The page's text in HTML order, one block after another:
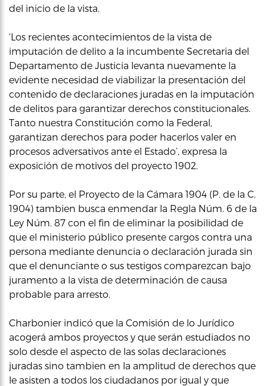
del inicio de la vista.
‘Los recientes acontecimientos de la vista de
imputación de delito a la incumbente Secretaria del
Departamento de Justicia levanta nuevamente la
evidente necesidad de viabilizar la presentación del
contenido de declaraciones juradas en la imputación
de delitos para garantizar derechos constitucionales.
Tanto nuestra Constitución como la Federal,
garantizan derechos para poder hacerlos valer en
procesos adversativos ante el Estado’, expresa la
exposición de motivos del proyecto 1902.
Por su parte, el Proyecto de la Cámara 1904 (P. de la C.
1904) tambien busca enmendar la Regla Núm. 6 de la
Ley Núm. 87 con el fin de eliminar la posibilidad de
que el ministerio público presente cargos contra una
persona mediante denuncia o declaración jurada sin
que el denunciante o sus testigos comparezcan bajo
juramento a la vista de determinación de causa
probable para arresto.
Charbonier indicó que la Comisión de lo Jurídico
acogerá ambos proyectos y que serán estudiados no
solo desde el aspecto de las solas declaraciones
juradas sino tambien en la amplitud de derechos que
le asisten a todos los ciudadanos por igual y que